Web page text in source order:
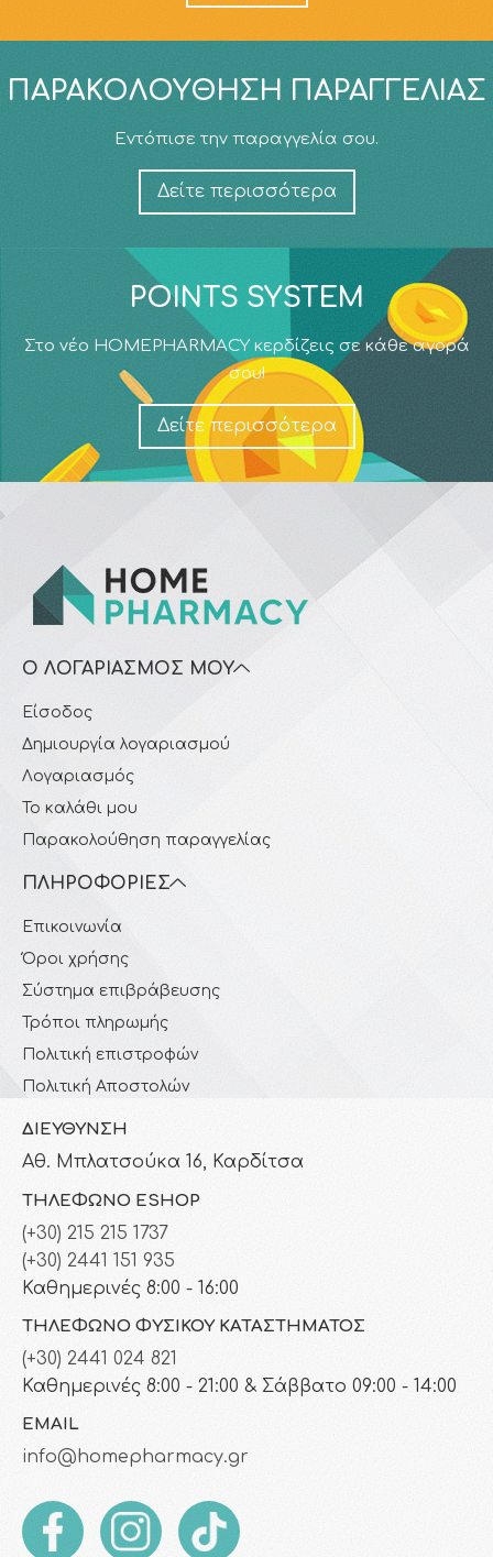
ΠΑΡΑΚΟΛΟΎΘΗΣΗ ΠΑΡΑΓΓΕΛΊΑΣ
Εντόπισε την παραγγελία σου.
Δείτε περισσότερα
POINTS SYSTEM
Στο νέο HOMEPHARMACY κερδίζεις σε κάθε αγορά
σου!
Δείτε περισσότερα
Ο ΛΟΓΑΡΙΑΣΜΌΣ ΜΟΥ
Είσοδος
Δημιουργία λογαριασμού
Λογαριασμός
Το καλάθι μου
Παρακολούθηση παραγγελίας
ΠΛΗΡΟΦΟΡΊΕΣ
Επικοινωνία
Όροι χρήσης
Σύστημα επιβράβευσης
Τρόποι πληρωμής
Πολιτική επιστροφών
Πολιτική Αποστολών
ΔΙΕΎΘΥΝΣΗ
Αθ. Μπλατσούκα 16, Καρδίτσα
ΤΗΛΈΦΩΝΟ ESHOP
(+30) 215 215 1737
(+30) 2441 151 935
Καθημερινές 8:00 - 16:00
ΤΗΛΈΦΩΝΟ ΦΥΣΙΚΟΎ ΚΑΤΑΣΤΉΜΑΤΟΣ
(+30) 2441 024 821
Καθημερινές 8:00 - 21:00 & Σάββατο 09:00 - 14:00
EMAIL
info@homepharmacy.gr